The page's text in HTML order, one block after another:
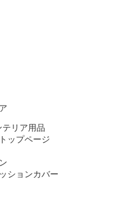
テリア用品
ップページ
ションカバー